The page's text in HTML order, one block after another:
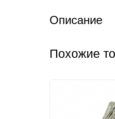
Описание
Похожие